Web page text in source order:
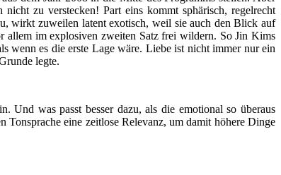
zu verstecken! Part eins kommt sphärisch, regelrecht
wirkt zuweilen latent exotisch, weil sie auch den Blick auf
allem im explosiven zweiten Satz frei wildern. So Jin Kims
wenn es die erste Lage wäre. Liebe ist nicht immer nur ein
legte.
was passt besser dazu, als die emotional so überaus
eine zeitlose Relevanz, um damit höhere Dinge